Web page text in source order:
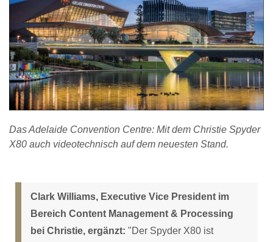
Das Adelaide Convention Centre: Mit dem Christie Spyder
X80 auch videotechnisch auf dem neuesten Stand.
Clark Williams, Executive Vice President im
Bereich Content Management & Processing
bei Christie, ergänzt: "Der Spyder X80 ist